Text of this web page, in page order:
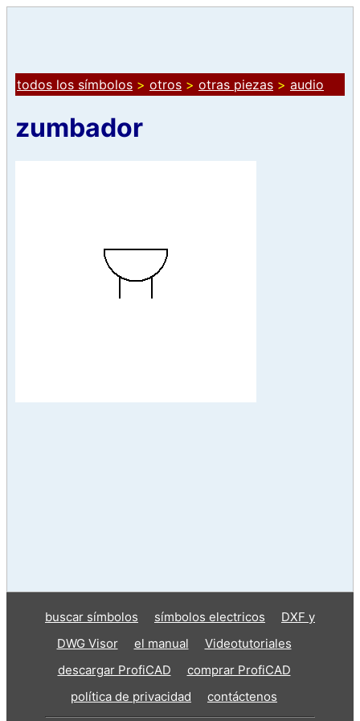
todos los símbolos > otros > otras piezas > audio
zumbador
buscar símbolos símbolos electricos
DXF y
DWG Visor
el manual
Videotutoriales
descargar ProfiCAD
comprar ProfiCAD
política de privacidad
contáctenos